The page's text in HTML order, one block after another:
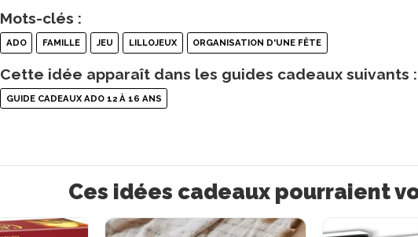
Mots-clés :
ADO FAMILLE JEU LILLOJEUX ORGANISATION D'UNE FÊTE
Cette idée apparaît dans les guides cadeaux suivants :
GUIDE CADEAUX ADO 12 À 16 ANS
Ces idées cadeaux pourraient